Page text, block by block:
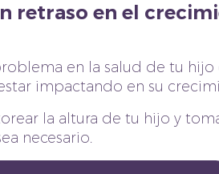
retraso en el
en la salud de tu
impactando en su
la altura de tu hijo y
necesario.